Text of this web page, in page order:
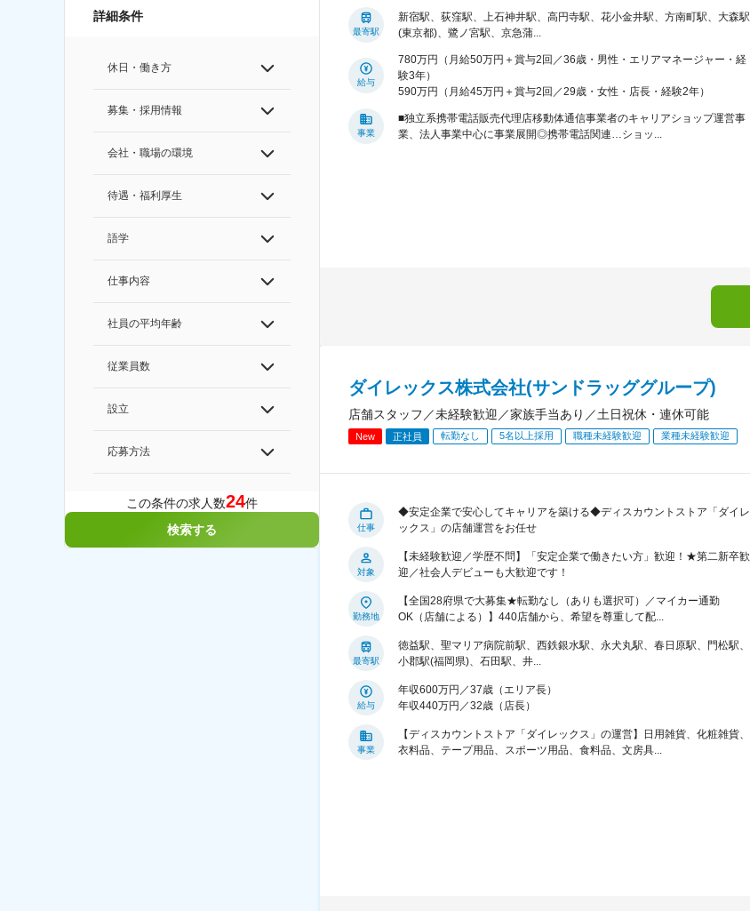
詳細条件
休日・働き方
募集・採用情報
会社・職場の環境
待遇・福利厚生
語学
仕事内容
社員の平均年齢
従業員数
設立
応募方法
この条件の求人数24件
検索する
最寄駅
新宿駅、荻窪駅、上石神井駅、高円寺駅、花小金井駅、方南町駅、大森駅
(東京都)、鷺ノ宮駅、京急蒲...
給与
780万円（月給50万円＋賞与2回／36歳・男性・エリアマネージャー・経
験3年）
590万円（月給45万円＋賞与2回／29歳・女性・店長・経験2年）
事業
■独立系携帯電話販売代理店移動体通信事業者のキャリアショップ運営事
業、法人事業中心に事業展開◎携帯電話関連…ショッ...
ダイレックス株式会社(サンドラッググループ)
店舗スタッフ／未経験歓迎／家族手当あり／土日祝休・連休可能
New 正社員 転勤なし 5名以上採用 職種未経験歓迎 業種未経験歓迎
仕事
◆安定企業で安心してキャリアを築ける◆ディスカウントストア「ダイレ
ックス」の店舗運営をお任せ
対象
【未経験歓迎／学歴不問】「安定企業で働きたい方」歓迎！★第二新卒歓
迎／社会人デビューも大歓迎です！
勤務地
【全国28府県で大募集★転勤なし（ありも選択可）／マイカー通勤
OK（店舗による）】440店舗から、希望を尊重して配...
最寄駅
徳益駅、聖マリア病院前駅、西鉄銀水駅、永犬丸駅、春日原駅、門松駅、
小郡駅(福岡県)、石田駅、井...
給与
年収600万円／37歳（エリア長）
年収440万円／32歳（店長）
事業
【ディスカウントストア「ダイレックス」の運営】日用雑貨、化粧雑貨、
衣料品、テープ用品、スポーツ用品、食料品、文房具...